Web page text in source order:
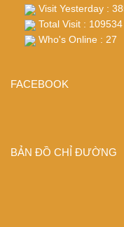
Visit Yesterday :
Total Visit : 109534
Who's Online : 27
FACEBOOK
BẢN ĐỒ CHỈ ĐƯỜNG